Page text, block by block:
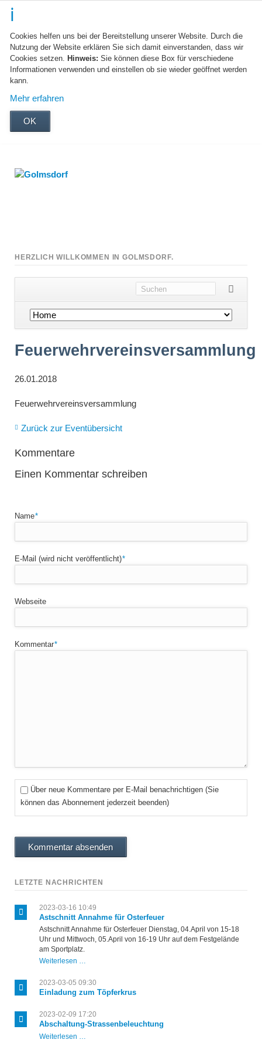
Cookies helfen uns bei der Bereitstellung unserer Website. Durch die
Nutzung der Website erklären Sie sich damit einverstanden, dass wir
Cookies setzen. Hinweis: Sie können diese Box für verschiedene
Informationen verwenden und einstellen ob sie wieder geöffnet werden
kann.
Mehr erfahren
OK
HERZLICH WILLKOMMEN IN GOLMSDORF.
Navigation
überspringen
Feuerwehrvereinsversammlung
26.01.2018
Feuerwehrvereinsversammlung
Zurück zur Eventübersicht
Kommentare
Einen Kommentar schreiben
Pflichtfeld
Name*
Pflichtfeld
E-Mail (wird nicht veröffentlicht)*
Webseite
Pflichtfeld
Kommentar*
Über neue Kommentare per E-Mail benachrichtigen (Sie
können das Abonnement jederzeit beenden)
Kommentar absenden
LETZTE NACHRICHTEN
2023-03-16 10:49
Astschnitt Annahme für Osterfeuer
Astschnitt Annahme für Osterfeuer Dienstag, 04.April von 15-18
Uhr und Mittwoch, 05.April von 16-19 Uhr auf dem Festgelände
am Sportplatz.
Weiterlesen …
für
Osterfeuer
2023-03-05 09:30
Einladung zum Töpferkrus
2023-02-09 17:20
Abschaltung-Strassenbeleuchtung
Weiterlesen …